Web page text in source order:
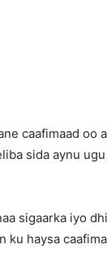
caafimaad oo
sida aynu
sigaarka iyo
haysa